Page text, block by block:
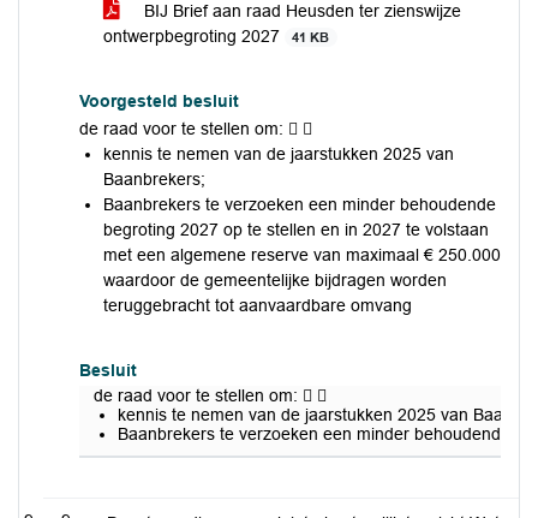
BIJ Brief aan raad Heusden ter zienswijze
ontwerpbegroting 2027
41 KB
Voorgesteld besluit
de raad voor te stellen om:  
kennis te nemen van de jaarstukken 2025 van
Baanbrekers;
Baanbrekers te verzoeken een minder behoudende
begroting 2027 op te stellen en in 2027 te volstaan
met een algemene reserve van maximaal € 250.000
waardoor de gemeentelijke bijdragen worden
teruggebracht tot aanvaardbare omvang
Besluit
de raad voor te stellen om:  
kennis te nemen van de jaarstukken 2025 van
Baanbrekers te verzoeken een minder behoudende